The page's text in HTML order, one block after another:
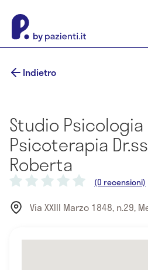
Indietro
Studio Psicologia
Psicoterapia
Roberta
(0 recensioni)
Via XXIII Marzo 1848, n.29,